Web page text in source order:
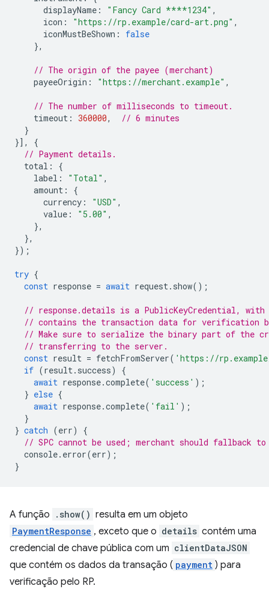
displayName : "Fancy Card ****1234" ,
icon : "https://rp.example/card-art.png" ,
iconMustBeShown :
false
},
// The origin of the payee (merchant)
payeeOrigin : "https://merchant.example" ,
// The number of milliseconds to timeout.
timeout : 360000,
// 6 minutes
}
}],
{
// Payment details.
total :
{
label : "Total" ,
amount :
{
currency : "USD" ,
value : "5.00" ,
},
},
});
try {
const response = await request. show();
// response.details is a PublicKeyCredential, with
// contains the transaction data for verification
// Make sure to serialize the binary part of the
// transferring to the server.
const result = fetchFromServer( 'https://
if (result. success)
{
await response.complete( 'success' );
} else {
await response.complete( 'fail' );
}
} catch (err)
{
// SPC cannot be used; merchant should fallback
console. error(err);
}
A função .show() resulta em um objeto
PaymentResponse , exceto que o details contém uma
credencial de chave pública com um clientDataJSON
que contém os dados da transação ( payment ) para
verificação pelo RP.